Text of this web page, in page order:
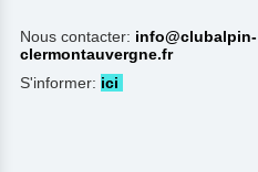
Nous contacter: info@clubalpin-
clermontauvergne.fr
S'informer: ici